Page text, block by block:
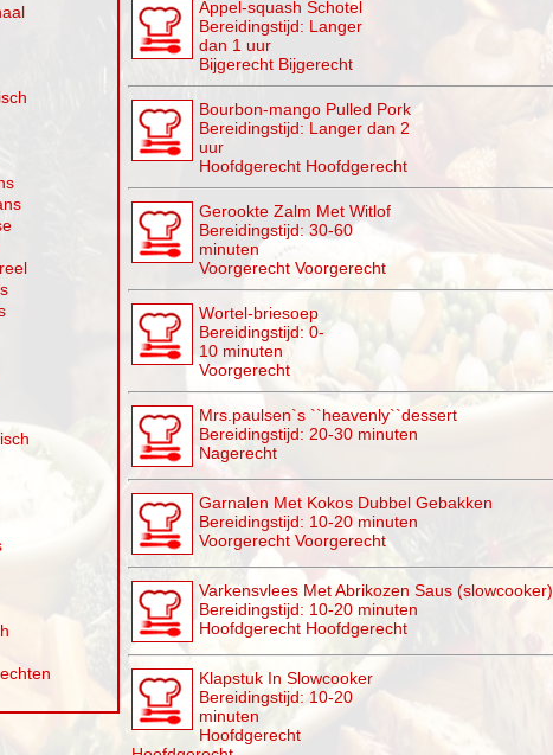
Appel-squash Schotel
Bereidingstijd: Langer
dan 1 uur
Bijgerecht Bijgerecht
Bourbon-mango Pulled Pork
Bereidingstijd: Langer dan 2
uur
Hoofdgerecht Hoofdgerecht
Gerookte Zalm Met Witlof
Bereidingstijd: 30-60
minuten
Voorgerecht Voorgerecht
Wortel-briesoep
Bereidingstijd: 0-
10 minuten
Voorgerecht
Mrs.paulsen`s ``heavenly``dessert
Bereidingstijd: 20-30 minuten
Nagerecht
Garnalen Met Kokos Dubbel Gebakken
Bereidingstijd: 10-20 minuten
Voorgerecht Voorgerecht
Varkensvlees Met Abrikozen Saus (slowcooker)
Bereidingstijd: 10-20 minuten
Hoofdgerecht Hoofdgerecht
Klapstuk In Slowcooker
Bereidingstijd: 10-20
minuten
Hoofdgerecht